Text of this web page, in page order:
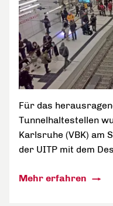
Für das
Tunnelhaltestellen
Karlsruhe (VBK) am
der UITP mit dem
Mehr erfahren